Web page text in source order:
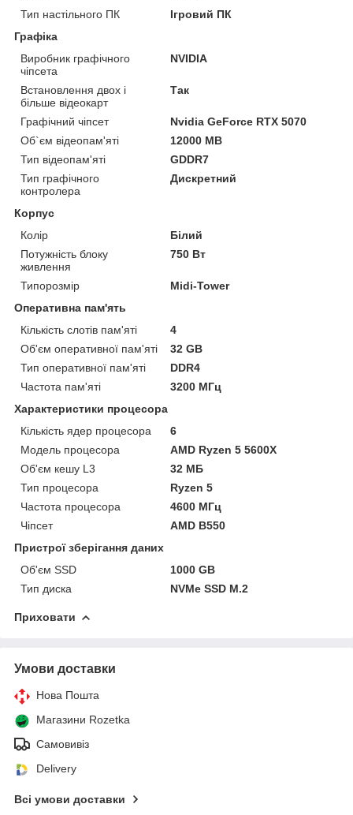
Тип настільного ПК
Ігровий ПК
Графіка
Виробник графічного
чіпсета
NVIDIA
Встановлення двох і
більше відеокарт
Так
Графічний чіпсет
Nvidia GeForce RTX 5070
Об`єм відеопам'яті
12000 MB
Тип відеопам'яті
GDDR7
Тип графічного
контролера
Дискретний
Корпус
Колір
Білий
Потужність блоку
живлення
750 Вт
Типорозмір
Midi-Tower
Оперативна пам'ять
Кількість слотів пам'яті
4
Об'єм оперативної пам'яті
32 GB
Тип оперативної пам'яті
DDR4
Частота пам'яті
3200 МГц
Характеристики процесора
Кількість ядер процесора
6
Модель процесора
AMD Ryzen 5 5600X
Об'єм кешу L3
32 МБ
Тип процесора
Ryzen 5
Частота процесора
4600 МГц
Чіпсет
AMD B550
Пристрої зберігання даних
Об'єм SSD
1000 GB
Тип диска
NVMe SSD M.2
Приховати
Умови доставки
Нова Пошта
Магазини Rozetka
Самовивіз
Delivery
Всі умови доставки